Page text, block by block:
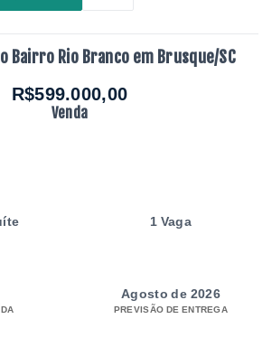
Bairro Rio Branco em Brusque/SC
R$599.000,00
Venda
1 Vaga
Agosto de 2026
PREVISÃO DE ENTREGA